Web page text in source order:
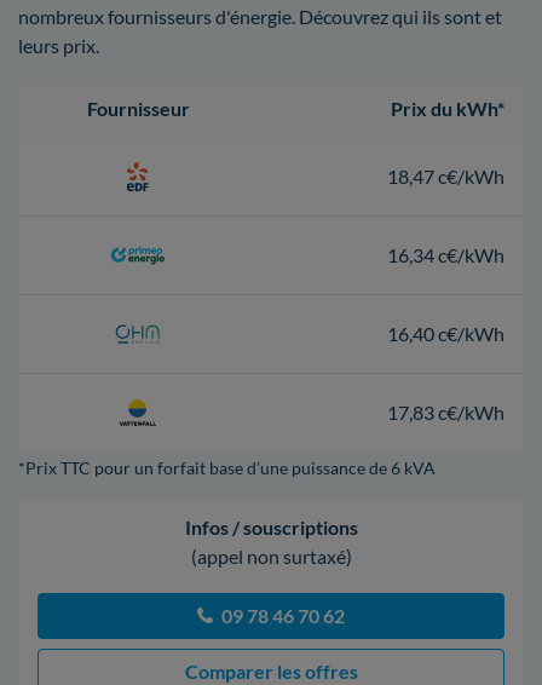
nombreux fournisseurs d'énergie. Découvrez qui ils sont et
leurs prix.
Fournisseur Prix du kWh*
18,47 c€/kWh
16,34 c€/kWh
16,40 c€/kWh
17,83 c€/kWh
*Prix TTC pour un forfait base d’une puissance de 6 kVA
Infos / souscriptions
(appel non surtaxé)
09 78 46 70 62
Comparer les offres